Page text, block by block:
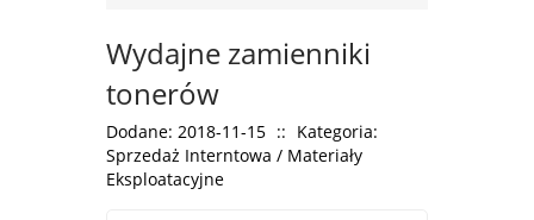
Wydajne zamienniki
tonerów
Dodane: 2018-11-15 :: Kategoria:
Sprzedaż Interntowa / Materiały
Eksploatacyjne